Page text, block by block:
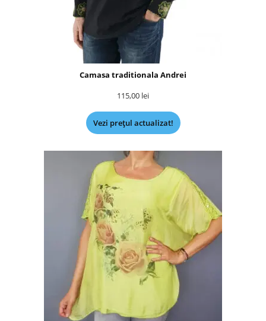
Camasa traditionala Andrei
115,00 lei
Vezi prețul actualizat!